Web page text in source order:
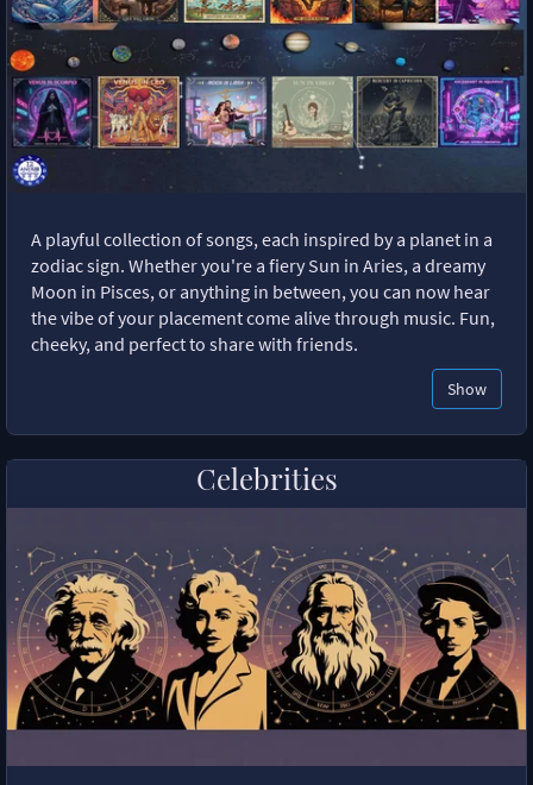
A playful collection of songs, each inspired by a planet in a
zodiac sign. Whether you're a fiery Sun in Aries, a dreamy
Moon in Pisces, or anything in between, you can now hear
the vibe of your placement come alive through music. Fun,
cheeky, and perfect to share with friends.
Show
Celebrities